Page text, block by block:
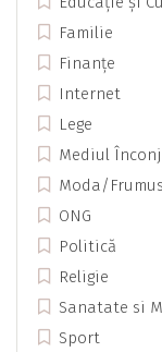
Familie
Finanțe
Internet
Lege
Mediul
Moda/
ONG
Politică
Religie
Sanatate si
Sport